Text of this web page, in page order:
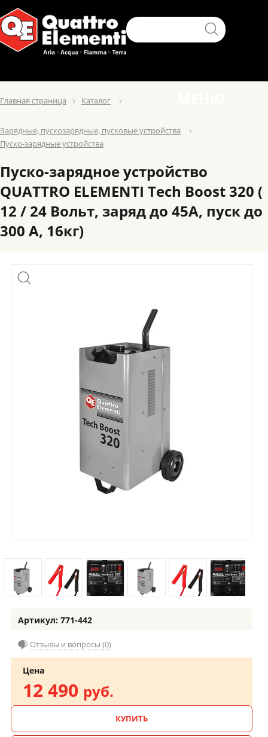
Главная страница Каталог
Зарядные, пускозарядные, пусковые устройства
Пуско-зарядные устройства
Пуско-зарядное устройство
QUATTRO ELEMENTI Tech Boost 320 (
12 / 24 Вольт, заряд до 45А, пуск до
300 А, 16кг)
Артикул: 771-442
Отзывы и вопросы (0)
Цена
12 490 руб.
КУПИТЬ